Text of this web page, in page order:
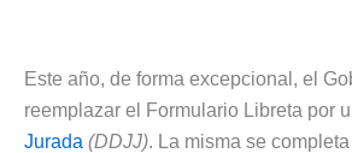
Este año, de forma excepcional, el
reemplazar el Formulario Libreta por
Jurada (DDJJ). La misma se